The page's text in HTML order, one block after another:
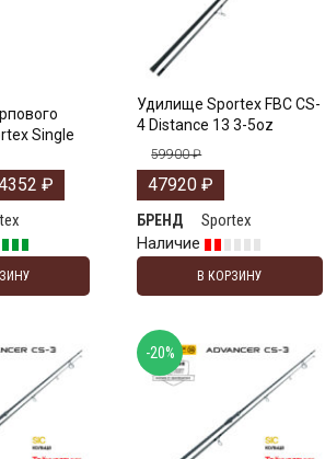
Single
₽
Удилище Sportex FBC CS-
4 Distance 13 3-5oz
59900₽
47920₽
БРЕНД
Sportex
Наличие
В КОРЗИНУ
-20%